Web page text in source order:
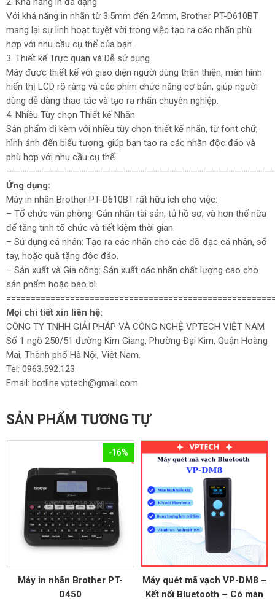
Với khả năng in nhãn từ 3.5mm đến 24mm, Brother PT-D610BT
mang lại sự linh hoạt tuyệt vời trong việc tạo ra các nhãn phù
hợp với nhu cầu cụ thể của bạn.
3. Thiết kế Trực quan và Dễ sử dụng
Máy được thiết kế với giao diện người dùng thân thiện, màn hình
hiển thị LCD rõ ràng và các phím chức năng cơ bản, giúp người
dùng dễ dàng thao tác và tạo ra nhãn chuyên nghiệp.
4. Nhiều Tùy chọn Thiết kế Nhãn
Sản phẩm đi kèm với nhiều tùy chọn thiết kế nhãn, từ font chữ,
hình ảnh đến biểu tượng, giúp bạn tạo ra các nhãn độc đáo và
phù hợp với nhu cầu cụ thể.
Ứng dụng:
Máy in nhãn Brother PT-D610BT rất hữu ích cho việc:
– Tổ chức văn phòng: Gắn nhãn tài sản, tủ hồ sơ, và hơn thế nữa
để tăng tính tổ chức và tiết kiệm thời gian.
– Sử dụng cá nhân: Tạo ra các nhãn cho các đồ đạc cá nhân, sổ
tay, hoặc quà tặng độc đáo.
– Sản xuất và Gia công: Sản xuất các nhãn chất lượng cao cho
sản phẩm hoặc bao bì.
Mọi chi tiết xin liên hệ:
CÔNG TY TNHH GIẢI PHÁP VÀ CÔNG NGHỆ VPTECH VIỆT NAM
Số 1 ngõ 250/51 đường Kim Giang, Phường Đại Kim, Quận Hoàng
Mai, Thành phố Hà Nội, Việt Nam.
Tel: 0963.592.123
Email: hotline.vptech@gmail.com
SẢN PHẨM TƯƠNG TỰ
-16%
Máy in nhãn Brother PT-
D450
Máy quét mã vạch VP-DM8 –
Kết nối Bluetooth – Có màn